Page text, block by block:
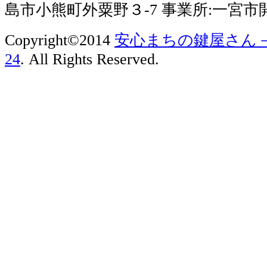
Copyright©2014 安心まちの鍵屋さん
24. All Rights Reserved.